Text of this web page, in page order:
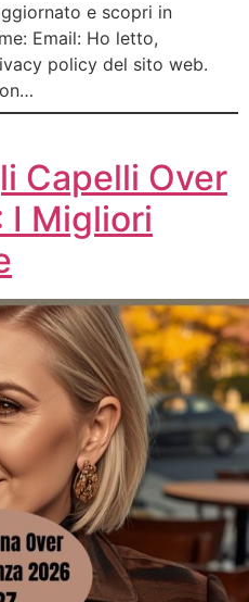
e scopri in
Email: Ho letto,
policy del sito web.
Capelli Over
I Migliori